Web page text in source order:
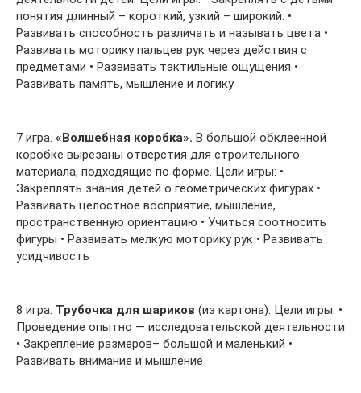
понятия длинный – короткий, узкий – широкий. •
Развивать способность различать и называть цвета •
Развивать моторику пальцев рук через действия с
предметами • Развивать тактильные ощущения •
Развивать память, мышление и логику
7 игра. «Волшебная коробка». В большой обклеенной
коробке вырезаны отверстия для строительного
материала, подходящие по форме. Цели игры: •
Закреплять знания детей о геометрических фигурах •
Развивать целостное восприятие, мышление,
пространственную ориентацию • Учиться соотносить
фигуры • Развивать мелкую моторику рук • Развивать
усидчивость
8 игра. Трубочка для шариков (из картона). Цели игры: •
Проведение опытно — исследовательской деятельности
• Закрепление размеров– большой и маленький •
Развивать внимание и мышление